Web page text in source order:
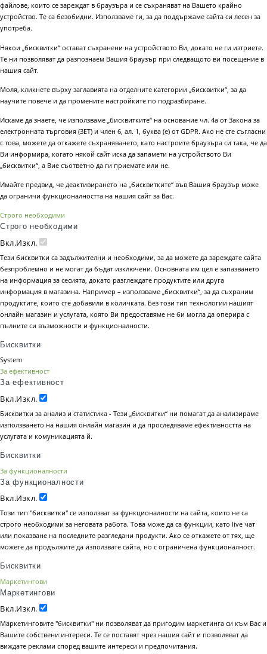
файлове, които се зареждат в браузъра и се съхраняват на Вашето крайно
устройство. Те са безобидни. Използваме ги, за да поддържаме сайта си лесен за
употреба.
Някои „бисквитки“ остават съхранени на устройството Ви, докато не ги изтриете.
Те ни позволяват да разпознаем Вашия браузър при следващото ви посещение в
нашия сайт.
Моля, кликнете върху заглавията на отделните категории „бисквитки“, за да
научите повече и да промените настройките по подразбиране.
Искаме да знаете, че използваме „бисквитките“ на основание чл. 4а от Закона за
електронната търговия (ЗЕТ) и член 6, ал. 1, буква (е) от GDPR. Ако не сте съгласни
с това, можете да откажете съхраняването, като настроите браузъра си така, че да
Ви информира, когато някой сайт иска да запамети на устройството Ви
„бисквитки“, а Вие съответно да ги приемате или не.
Имайте предвид, че деактивирането на „бисквитките“ във Вашия браузър може
да ограничи функционалността на нашия сайт за Вас.
Строго необходими
Строго необходими
Вкл.Изкл.
Тези бисквитки са задължителни и необходими, за да можете да зареждате сайта
безпроблемно и не могат да бъдат изключени. Основната им цел е запазването
на информация за сесията, докато разглеждате продуктите или друга
информация в магазина. Например – използваме „бисквитки“, за да съхраним
продуктите, които сте добавили в количката. Без този тип технологии нашият
онлайн магазин и услугата, която Ви предоставяме не би могла да оперира с
пълните си възможности и функционалности.
Бисквитки
System
За ефективност
За ефективност
Вкл.Изкл.
Бисквитки за анализ и статистика - Тези „бисквитки“ ни помагат да анализираме
използването на нашия онлайн магазин и да проследяваме ефективността на
услугата и комуникацията й.
Бисквитки
За функционалности
За функционалности
Вкл.Изкл.
Този тип "бисквитки" се използват за функционалности на сайта, които не са
строго необходими за неговата работа. Това може да са функции, като live чат
или показване на последните разгледани продукти. Ако се откажете от тях, ще
можете да продължите да използвате сайта, но с ограничена функционалност.
Бисквитки
Маркетингови
Маркетингови
Вкл.Изкл.
Маркетинговите "бисквитки" ни позволяват да пригодим маркетинга си към Вас и
Вашите собствени интереси. Те се поставят чрез нашия сайт и позволяват да
виждате реклами според вашите интереси и предпочитания.